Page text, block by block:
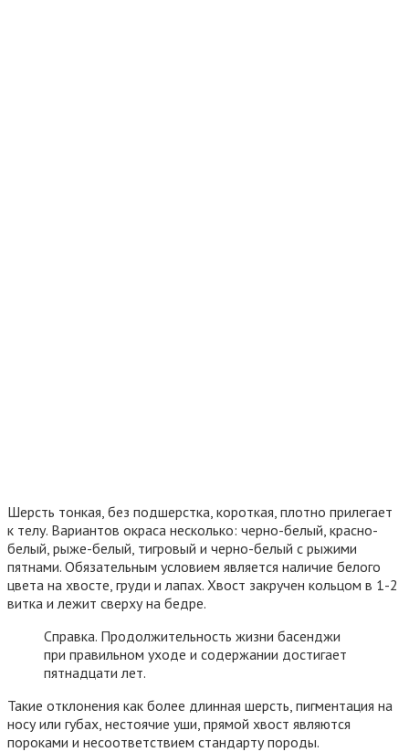
Шерсть тонкая, без подшерстка, короткая, плотно прилегает
к телу. Вариантов окраса несколько: черно-белый, красно-
белый, рыже-белый, тигровый и черно-белый с рыжими
пятнами. Обязательным условием является наличие белого
цвета на хвосте, груди и лапах. Хвост закручен кольцом в 1-2
витка и лежит сверху на бедре.
Справка. Продолжительность жизни басенджи
при правильном уходе и содержании достигает
пятнадцати лет.
Такие отклонения как более длинная шерсть, пигментация на
носу или губах, нестоячие уши, прямой хвост являются
пороками и несоответствием стандарту породы.